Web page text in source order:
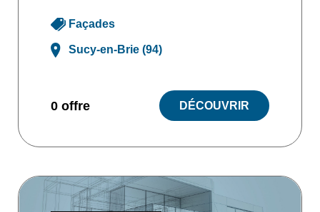
Façades
Sucy-en-Brie (94)
0 offre DÉCOUVRIR